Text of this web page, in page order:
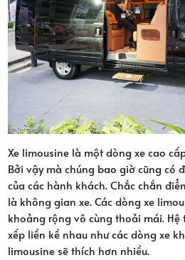
Xe limousine là một dòng xe cao
Bởi vậy mà chúng bao giờ cũng có
của các hành khách. Chắc chắn
là không gian xe. Các dòng xe
khoảng rộng vô cùng thoải mái.
xếp liền kề nhau như các dòng xe
limousine sẽ thích hơn nhiều.